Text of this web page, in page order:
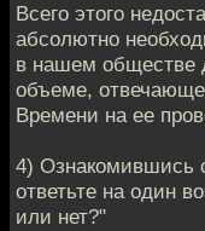
Всего этого
абсолютно
в нашем обществе
объеме,
Времени на ее
4) Ознакомившись
ответьте на один
или нет?"